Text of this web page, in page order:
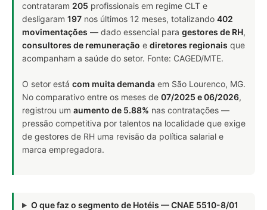
contrataram 205 profissionais em regime CLT e
desligaram 197 nos últimos 12 meses, totalizando 402
movimentações — dado essencial para gestores de RH,
consultores de remuneração e diretores regionais que
acompanham a saúde do setor. Fonte: CAGED/MTE.
O setor está com muita demanda em São Lourenco, MG.
No comparativo entre os meses de 07/2025 e 06/2026,
registrou um aumento de 5.88% nas contratações —
pressão competitiva por talentos na localidade que exige
de gestores de RH uma revisão da política salarial e
marca empregadora.
O que faz o segmento de Hotéis — CNAE 5510-8/01